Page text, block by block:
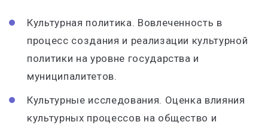
Культурная политика. Вовлеченность в
процесс создания и реализации культурной
политики на уровне государства и
муниципалитетов.
Культурные исследования. Оценка влияния
культурных процессов на общество и